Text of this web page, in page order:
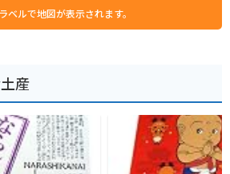
ベルで地図が表示されます。
産